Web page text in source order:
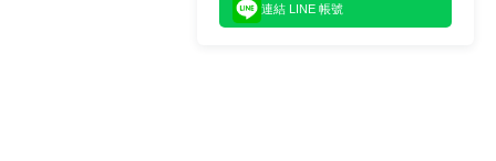
連結 LINE 帳號